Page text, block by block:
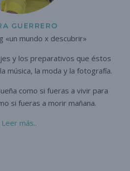
GUERRERO
«un mundo x descubrir»
y los preparativos que éstos
música, la moda y la fotografía.
como si fueras a vivir para
si fueras a morir mañana.
Leer más..